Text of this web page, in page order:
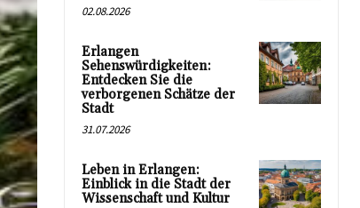
02.08.2026
Erlangen
Sehenswürdigkeiten:
Entdecken Sie die
verborgenen Schätze der
Stadt
31.07.2026
Leben in Erlangen:
Einblick in die Stadt der
Wissenschaft und Kultur